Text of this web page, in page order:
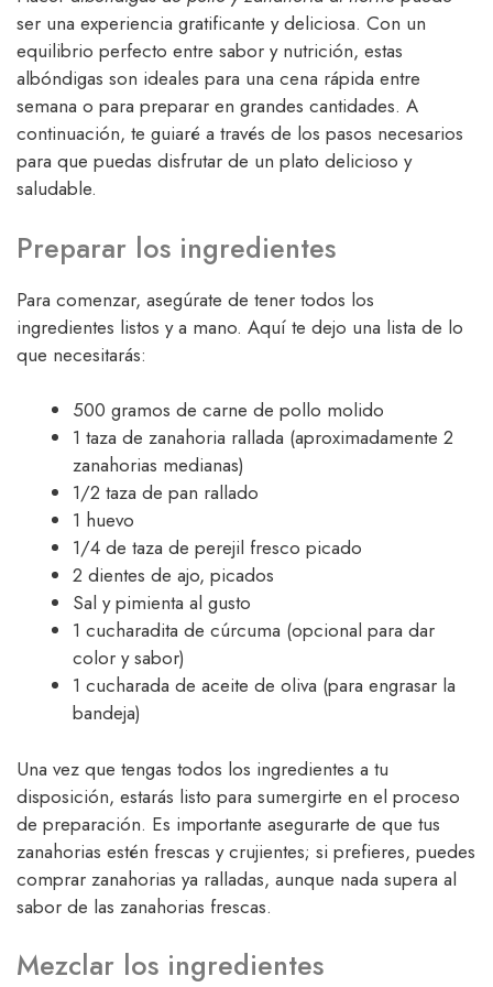
ser una experiencia gratificante y deliciosa. Con un
equilibrio perfecto entre sabor y nutrición, estas
albóndigas son ideales para una cena rápida entre
semana o para preparar en grandes cantidades. A
continuación, te guiaré a través de los pasos necesarios
para que puedas disfrutar de un plato delicioso y
saludable.
Preparar los ingredientes
Para comenzar, asegúrate de tener todos los
ingredientes listos y a mano. Aquí te dejo una lista de lo
que necesitarás:
500 gramos de carne de pollo molido
1 taza de zanahoria rallada (aproximadamente 2
zanahorias medianas)
1/2 taza de pan rallado
1 huevo
1/4 de taza de perejil fresco picado
2 dientes de ajo, picados
Sal y pimienta al gusto
1 cucharadita de cúrcuma (opcional para dar
color y sabor)
1 cucharada de aceite de oliva (para engrasar la
bandeja)
Una vez que tengas todos los ingredientes a tu
disposición, estarás listo para sumergirte en el proceso
de preparación. Es importante asegurarte de que tus
zanahorias estén frescas y crujientes; si prefieres, puedes
comprar zanahorias ya ralladas, aunque nada supera al
sabor de las zanahorias frescas.
Mezclar los ingredientes